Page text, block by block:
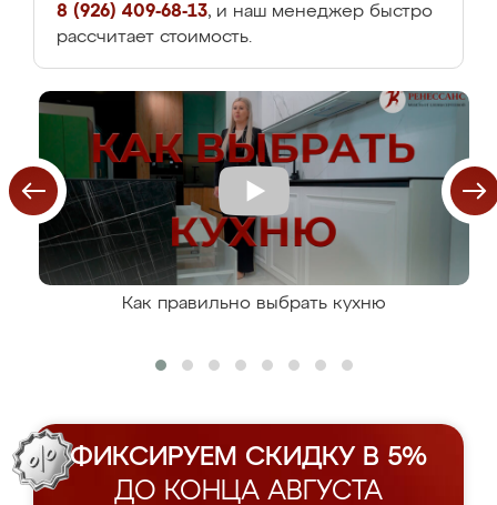
8 (926) 409-68-13, и наш менеджер быстро
рассчитает стоимость.
Как правильно выбрать кухню
ФИКСИРУЕМ СКИДКУ В 5%
ДО КОНЦА АВГУСТА